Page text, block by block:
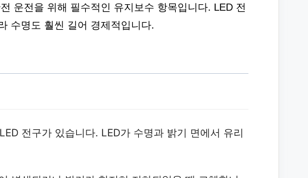
운전을 위해 필수적인 유지보수 항목입니다. LED 전
수명도 훨씬 길어 경제적입니다.
전구가 있습니다. LED가 수명과 밝기 면에서 유리